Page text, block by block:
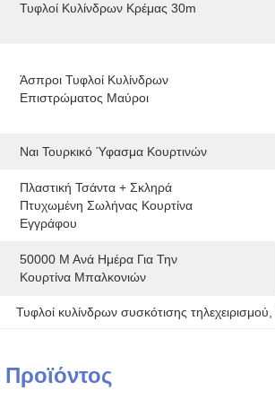
Τυφλοί Κυλίνδρων Κρέμας 30m
Άσπροι Τυφλοί Κυλίνδρων
Επιστρώματος Μαύροι
Ναι Τουρκικό Ύφασμα Κουρτινών
Πλαστική Τσάντα + Σκληρά
Πτυχωμένη Σωλήνας Κουρτίνα
Εγγράφου
50000 Μ Ανά Ημέρα Για Την
Κουρτίνα Μπαλκονιών
Τυφλοί κυλίνδρων συσκότισης τηλεχειρισμού